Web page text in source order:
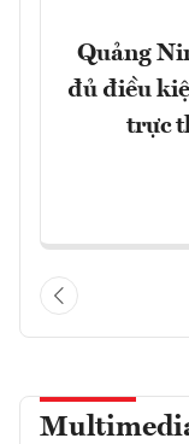
Quảng
đủ điều
trực